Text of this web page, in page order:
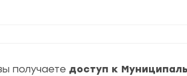
получаете доступ к